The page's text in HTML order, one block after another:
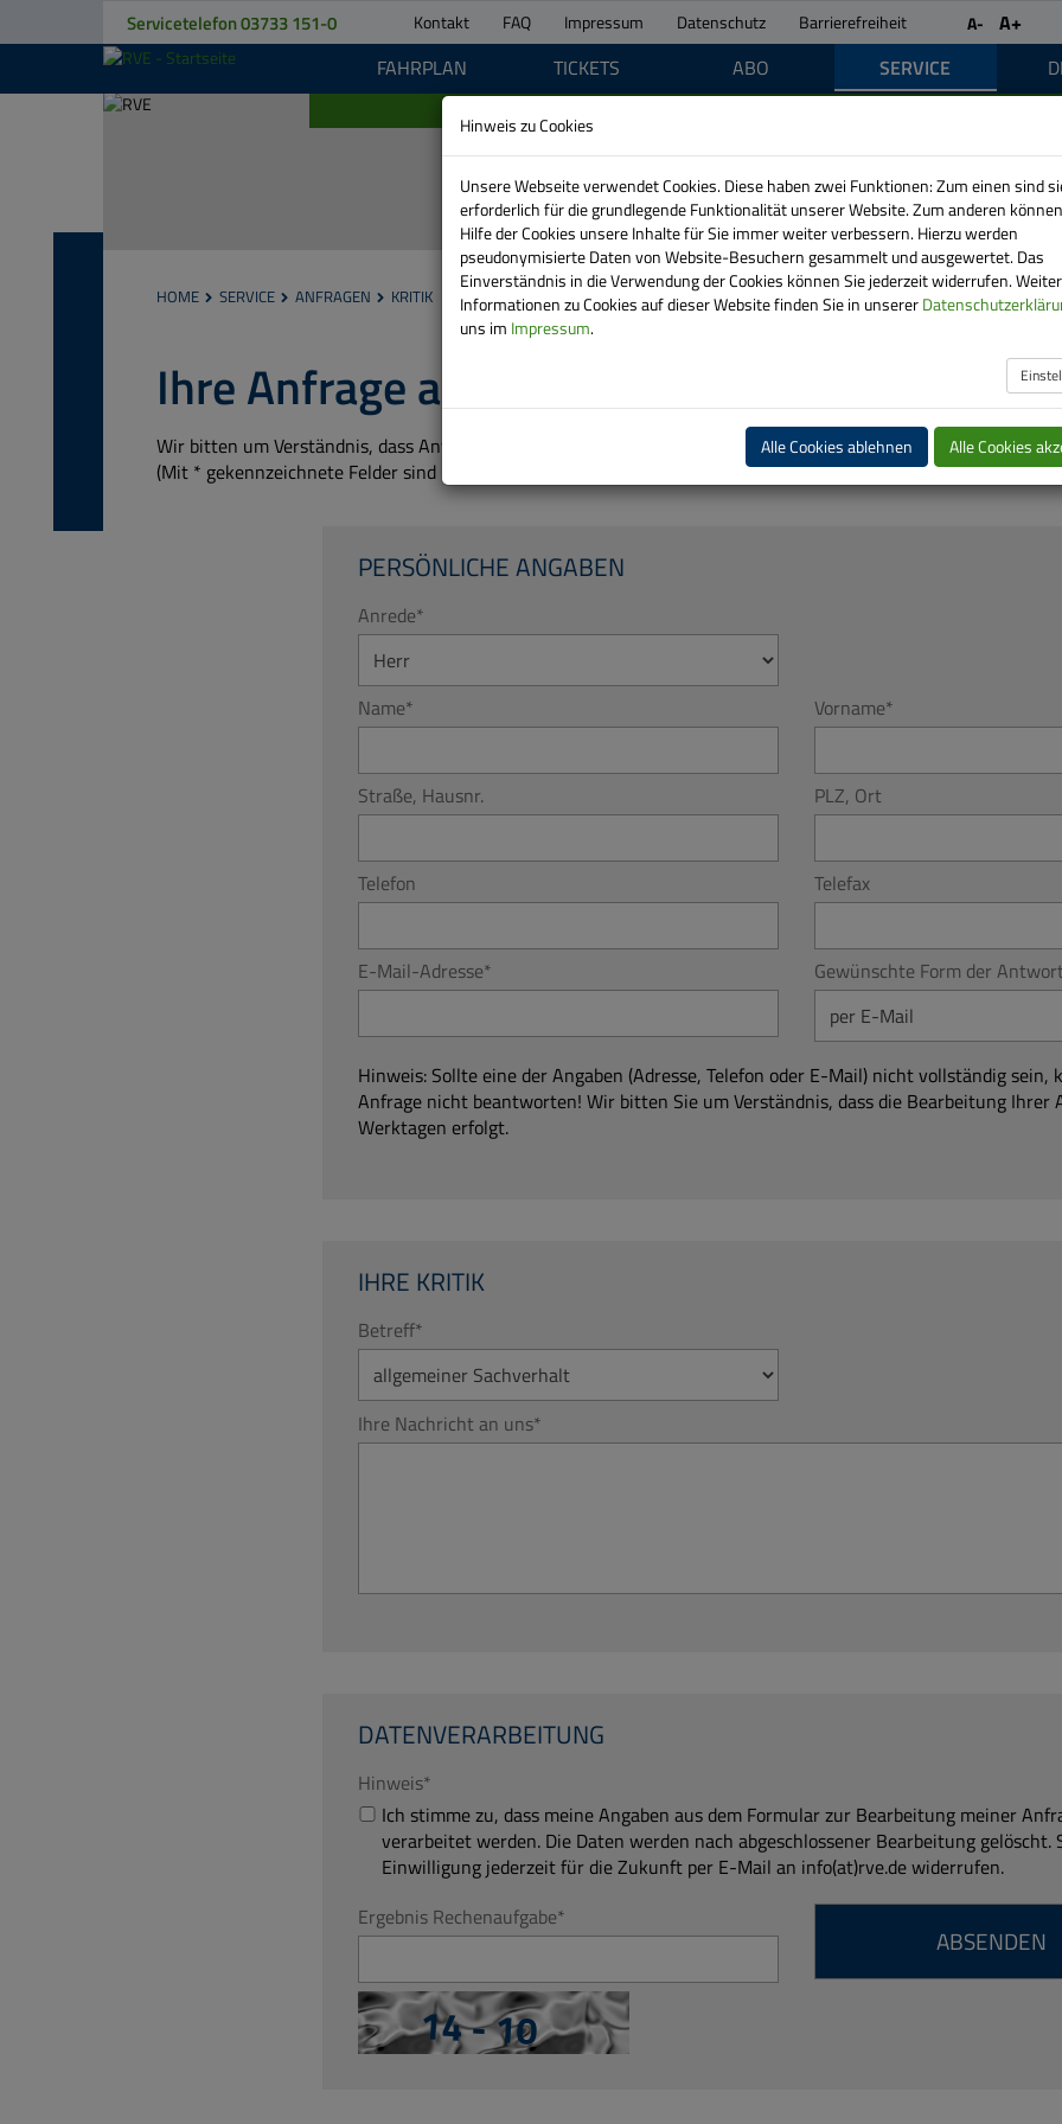
Servicetelefon03733 151-0 Kontakt FAQ Impressum Datenschutz Barrierefreiheit A-
A+
FAHRPLAN
TICKETS ABO SERVICE
TELEFON
ANSPRECHPARTNER
HOME SERVICE ANFRAGEN KRITIK
Ihre Anfrage an uns
Wir bitten um Verständnis, dass Anfragen nur wochentags beantwortet werden können.
(Mit * gekennzeichnete Felder sind Pflichtangaben.)
PERSÖNLICHE ANGABEN
Anrede*
Name* Vorname*
Straße, Hausnr. PLZ, Ort
Telefon Telefax
E-Mail-Adresse* Gewünschte Form der
Hinweis: Sollte eine der Angaben (Adresse, Telefon oder E-Mail) nicht vollständig sein,
Anfrage nicht beantworten! Wir bitten Sie um Verständnis, dass die Bearbeitung Ihrer
Werktagen erfolgt.
IHRE KRITIK
Betreff*
Ihre Nachricht an uns*
DATENVERARBEITUNG
Hinweis*
verarbeitet werden. Die Daten werden nach abgeschlossener Bearbeitung gelöscht.
Einwilligung jederzeit für die Zukunft per E-Mail an info(at)rve.de widerrufen.
Ergebnis Rechenaufgabe*
Hinweis zu Cookies
Unsere Webseite verwendet Cookies. Diese haben zwei Funktionen: Zum einen sind
erforderlich für die grundlegende Funktionalität unserer Website. Zum anderen
Hilfe der Cookies unsere Inhalte für Sie immer weiter verbessern. Hierzu werden
pseudonymisierte Daten von Website-Besuchern gesammelt und ausgewertet. Das
Einverständnis in die Verwendung der Cookies können Sie jederzeit widerrufen.
Informationen zu Cookies auf dieser Website finden Sie in unserer
uns im Impressum.
Alle Cookies ablehnen Alle Cookies